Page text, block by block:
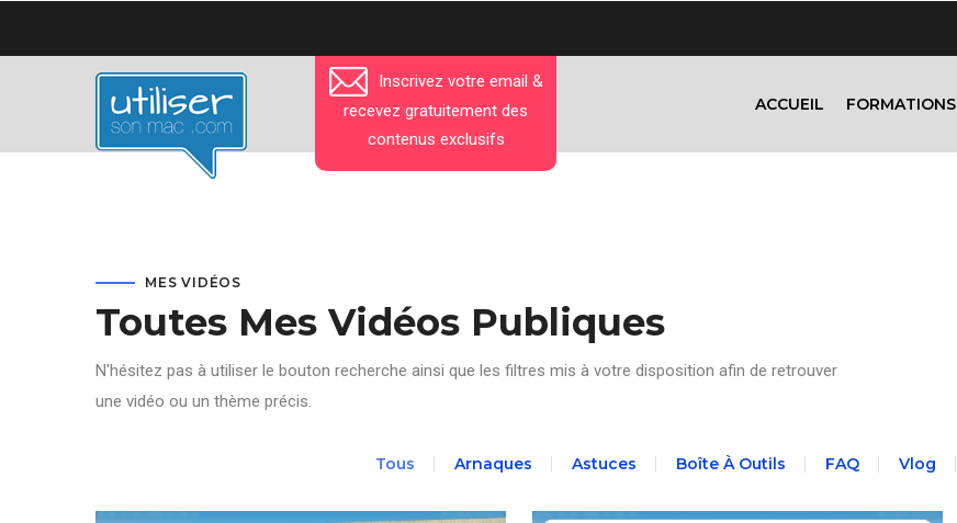
ACCUEIL FORMATIONS
Inscrivez votre email &
recevez gratuitement des
contenus exclusifs
MES VIDÉOS
Toutes Mes Vidéos Publiques
N'hésitez pas à utiliser le bouton recherche ainsi que les filtres mis à votre disposition afin de retrouver
une vidéo ou un thème précis.
Tous Arnaques Astuces Boîte À Outils FAQ Vlog